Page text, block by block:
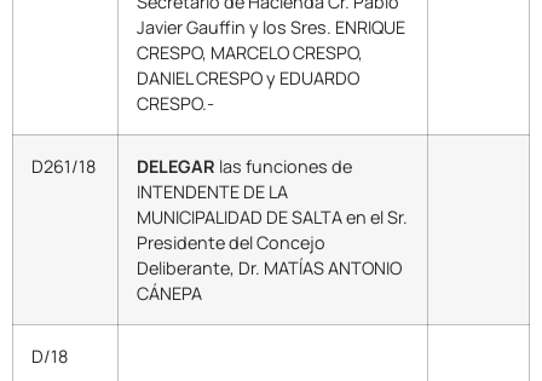
Javier Gauffin y los Sres. ENRIQUE
CRESPO, MARCELO CRESPO,
DANIEL CRESPO y EDUARDO
CRESPO.-
D261/18 DELEGAR las funciones de
INTENDENTE DE LA
MUNICIPALIDAD DE SALTA en el Sr.
Presidente del Concejo
Deliberante, Dr. MATÍAS ANTONIO
CÁNEPA
D/18